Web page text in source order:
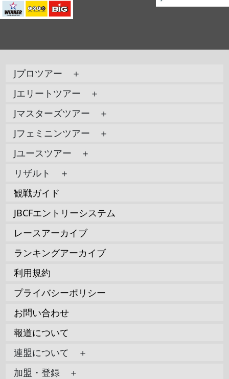
Jプロツアー ＋
Jエリートツアー ＋
Jマスターズツアー ＋
Jフェミニンツアー ＋
Jユースツアー ＋
リザルト ＋
観戦ガイド
JBCFエントリーシステム
レースアーカイブ
ランキングアーカイブ
利用規約
プライバシーポリシー
お問い合わせ
報道について
連盟について ＋
加盟・登録 ＋